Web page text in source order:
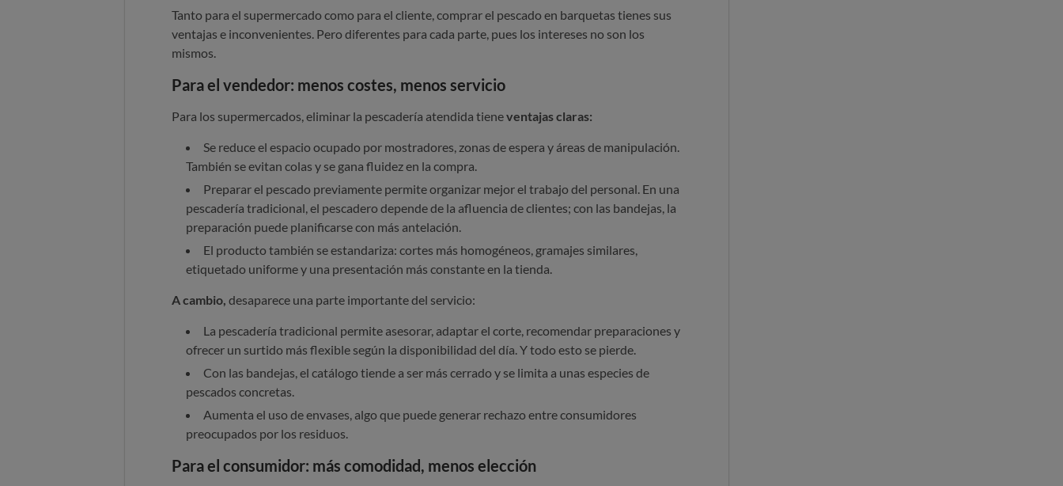
Tanto para el supermercado como para el cliente, comprar el pescado en barquetas tienes sus
ventajas e inconvenientes. Pero diferentes para cada parte, pues los intereses no son los
mismos.
Para el vendedor: menos costes, menos servicio
Para los supermercados, eliminar la pescadería atendida tieneventajas claras:
Se reduce el espacio ocupado por mostradores, zonas de espera y áreas de manipulación.
También se evitan colas y se gana fluidez en la compra.
Preparar el pescado previamente permite organizar mejor el trabajo del personal. En una
pescadería tradicional, el pescadero depende de la afluencia de clientes; con las bandejas, la
preparación puede planificarse con más antelación.
El producto también se estandariza: cortes más homogéneos, gramajes similares,
etiquetado uniforme y una presentación más constante en la tienda.
A cambio, desaparece una parte importante del servicio:
La pescadería tradicional permite asesorar, adaptar el corte, recomendar preparaciones y
ofrecer un surtido más flexible según la disponibilidad del día. Y todo esto se pierde.
Con las bandejas, el catálogo tiende a ser más cerrado y se limita a unas especies de
pescados concretas.
Aumenta el uso de envases, algo que puede generar rechazo entre consumidores
preocupados por los residuos.
Para el consumidor: más comodidad, menos elección